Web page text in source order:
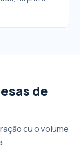
de
ou o volume